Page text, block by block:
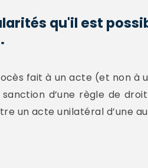
qu'il est
fait à un acte (et non à
d’une règle de
un acte unilatéral d’une